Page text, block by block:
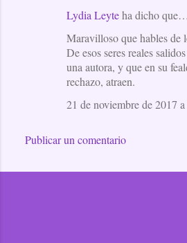
Lydia Leyteha dicho que…
Maravilloso que hables de
De esos seres reales
una autora, y que en su
rechazo, atraen.
21 de noviembre de 2017
Publicar un comentario